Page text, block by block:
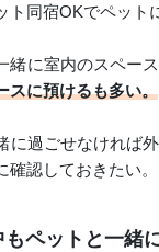
ト同宿OKでペット
緒に室内のスペー
スに預けるも多い。
に過ごせなければ
確認しておきたい。
もペットと一緒